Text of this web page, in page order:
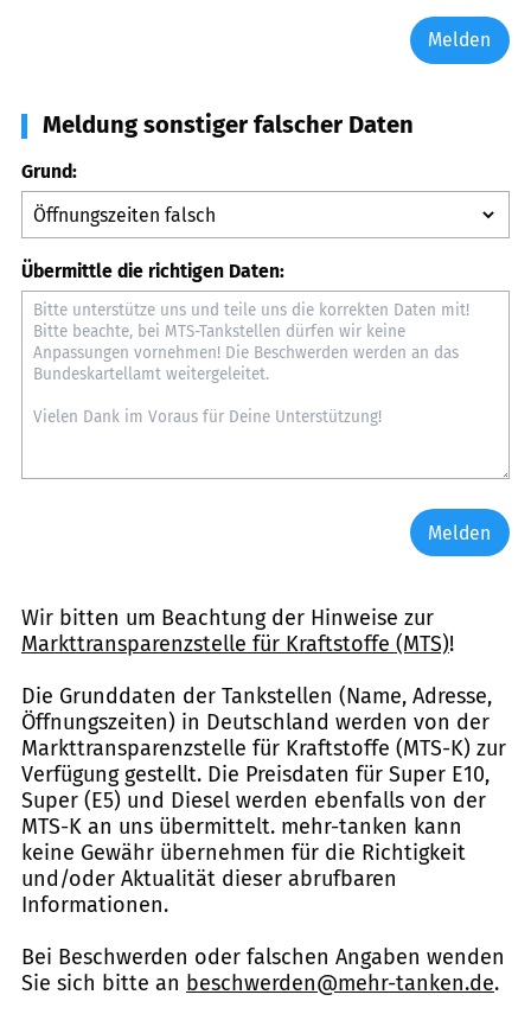
Melden
Meldung sonstiger falscher Daten
Grund:
Übermittle die richtigen Daten:
Melden
Wir bitten um Beachtung der Hinweise zur
Markttransparenzstelle für Kraftstoffe (MTS)!
Die Grunddaten der Tankstellen (Name, Adresse,
Öffnungszeiten) in Deutschland werden von der
Markttransparenzstelle für Kraftstoffe (MTS-K) zur
Verfügung gestellt. Die Preisdaten für Super E10,
Super (E5) und Diesel werden ebenfalls von der
MTS-K an uns übermittelt. mehr-tanken kann
keine Gewähr übernehmen für die Richtigkeit
und/oder Aktualität dieser abrufbaren
Informationen.
Bei Beschwerden oder falschen Angaben wenden
Sie sich bitte an beschwerden@mehr-tanken.de.